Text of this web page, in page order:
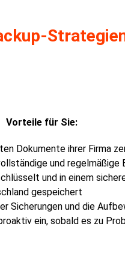
Vorteile für Sie:
Dokumente ihrer Firma
und regelmäßige
und in einem
gespeichert
Sicherungen und die
ein, sobald es zu